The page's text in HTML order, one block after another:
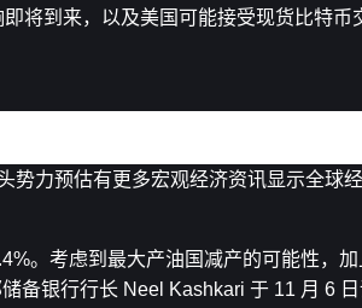
将到来，以及美国可能接受现货比特币
势力预估有更多宏观经济资讯显示全球
。考虑到最大产油国减产的可能性，
备银行行长 Neel Kashkari 于 11 月 6